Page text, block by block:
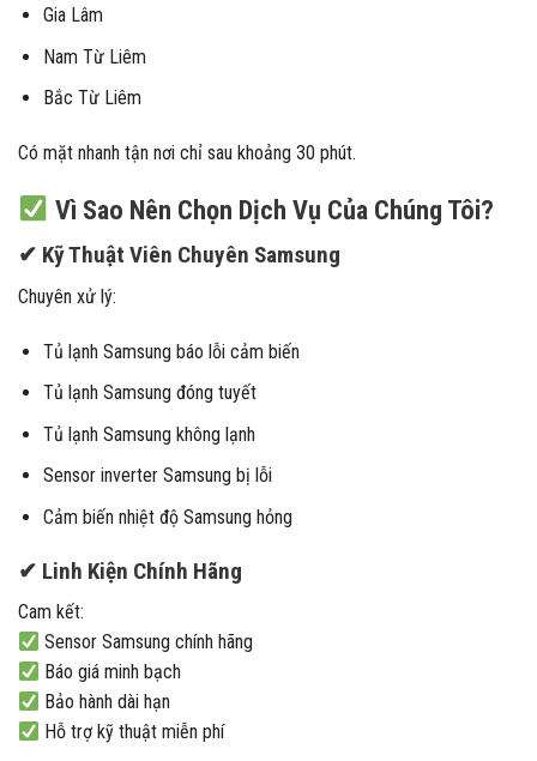
Gia Lâm
Nam Từ Liêm
Bắc Từ Liêm
Có mặt nhanh tận nơi chỉ sau khoảng 30 phút.
Vì Sao Nên Chọn Dịch Vụ Của Chúng Tôi?
✔ Kỹ Thuật Viên Chuyên Samsung
Chuyên xử lý:
Tủ lạnh Samsung báo lỗi cảm biến
Tủ lạnh Samsung đóng tuyết
Tủ lạnh Samsung không lạnh
Sensor inverter Samsung bị lỗi
Cảm biến nhiệt độ Samsung hỏng
✔ Linh Kiện Chính Hãng
Cam kết:
Sensor Samsung chính hãng
Báo giá minh bạch
Bảo hành dài hạn
Hỗ trợ kỹ thuật miễn phí